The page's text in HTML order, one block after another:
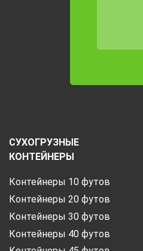
СУХОГРУЗНЫЕ
КОНТЕЙНЕРЫ
Контейнеры 10 футов
Контейнеры 20 футов
Контейнеры 30 футов
Контейнеры 40 футов